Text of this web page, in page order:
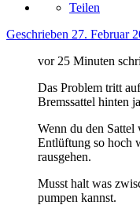
Teilen
Geschrieben 27. Februar
vor 25 Minuten
Das Problem tritt
Bremssattel hinten
Wenn du den
Entlüftung so hoch
rausgehen.
Musst halt was
pumpen kannst.